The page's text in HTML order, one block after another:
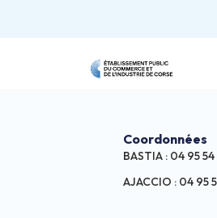
Coordonnées
BASTIA : 04 95
AJACCIO : 04 95